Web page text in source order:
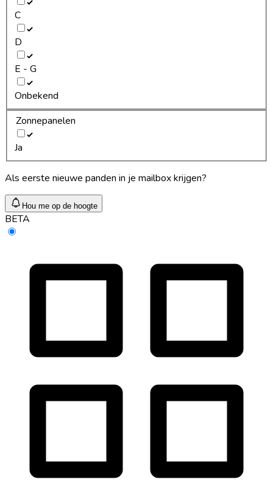
C
D
E - G
Onbekend
Zonnepanelen
Ja
Als eerste nieuwe panden in je mailbox krijgen?
Hou me op de hoogte
BETA